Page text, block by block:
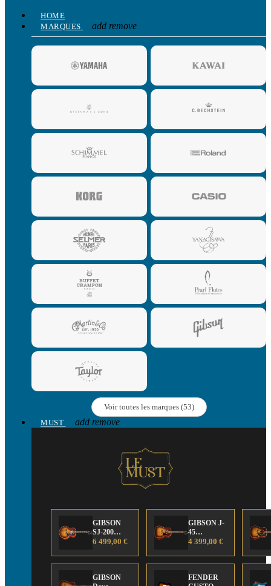
HOME
MARQUES
add remove
Voir toutes les marques (53)
MUST
add remove
GIBSON
SJ-200
Anniversary
Edition
6 499,00 €
GIBSON J-
45
Anniversary
Edition
4 399,00 €
GIBSON
FENDER